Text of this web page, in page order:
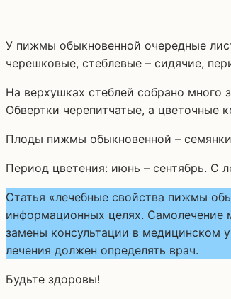
У пижмы обыкновенной очередные
черешковые, стеблевые – сидячие,
На верхушках стеблей собрано много
Обвертки черепитчатые, а цветочные
Плоды пижмы обыкновенной –
Период цветения: июнь – сентябрь. С
Статья «лечебные свойства пижмы
информационных целях. Самолечение
замены консультации в медицинском
лечения должен определять врач.
Будьте здоровы!